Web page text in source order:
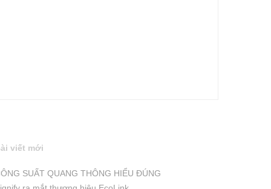
viết mới
SUẤT QUANG THÔNG HIỂU ĐÚNG